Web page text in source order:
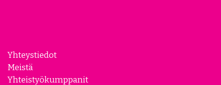
Yhteystiedot
Meistä
Yhteistyökumppanit